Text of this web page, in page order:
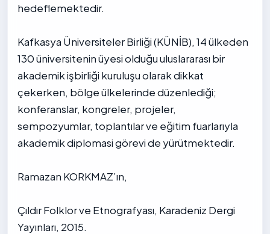
hedeflemektedir.
Kafkasya Üniversiteler Birliği (KÜNİB), 14 ülkeden
130 üniversitenin üyesi olduğu uluslararası bir
akademik işbirliği kuruluşu olarak dikkat
çekerken, bölge ülkelerinde düzenlediği;
konferanslar, kongreler, projeler,
sempozyumlar, toplantılar ve eğitim fuarlarıyla
akademik diplomasi görevi de yürütmektedir.
Ramazan KORKMAZ’ın,
Çıldır Folklor ve Etnografyası, Karadeniz Dergi
Yayınları, 2015.